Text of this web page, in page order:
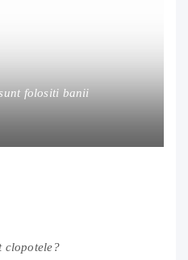
folositi banii
clopotele?